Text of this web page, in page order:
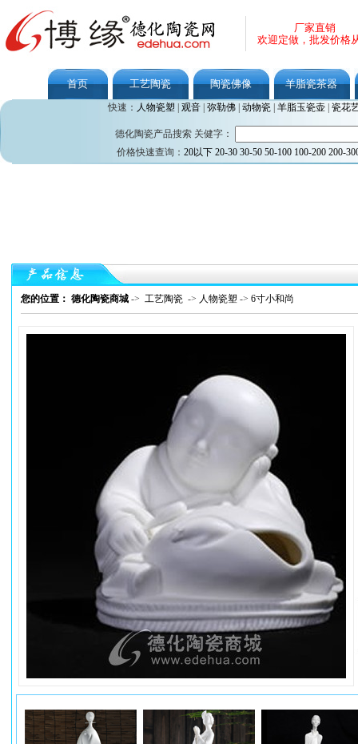
厂家直销
欢迎定做，批发价格
首页 工艺陶瓷 陶瓷佛像 羊脂瓷茶器
快速： 人物瓷塑 观音| 弥勒佛| 动物瓷| 羊脂玉瓷壶| 瓷花
德化陶瓷产品搜索 关健字：
价格快速查询： 20以下 20-30 30-50 50-100 100-200 200-
您的位置： 德化陶瓷商城 -> 工艺陶瓷 -> 人物瓷塑 -> 6寸小和尚